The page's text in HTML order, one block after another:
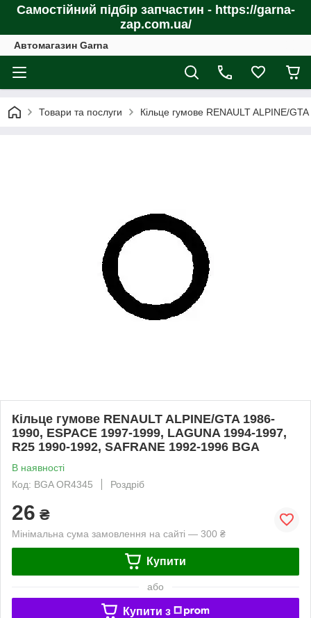
Самостійний підбір запчастин - https://garna-
zap.com.ua/
Автомагазин Garna
Товари та послуги Кільце гумове RENAULT ALPINE/
Кільце гумове RENAULT ALPINE/GTA 1986-
1990, ESPACE 1997-1999, LAGUNA 1994-1997,
R25 1990-1992, SAFRANE 1992-1996 BGA
В наявності
Код: BGA OR4345
Роздріб
26 ₴
Мінімальна сума замовлення на сайті — 300 ₴
Купити
або
Купити з